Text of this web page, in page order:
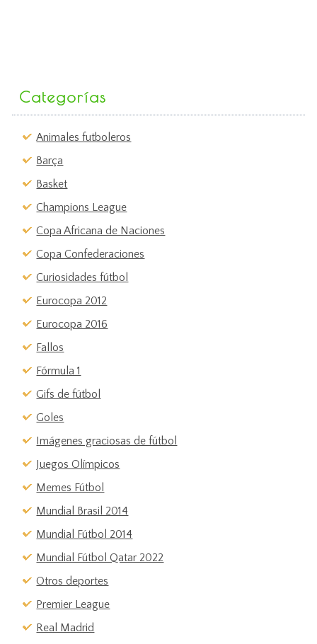
Categorías
Animales futboleros
Barça
Basket
Champions League
Copa Africana de Naciones
Copa Confederaciones
Curiosidades fútbol
Eurocopa 2012
Eurocopa 2016
Fallos
Fórmula 1
Gifs de fútbol
Goles
Imágenes graciosas de fútbol
Juegos Olímpicos
Memes Fútbol
Mundial Brasil 2014
Mundial Fútbol 2014
Mundial Fútbol Qatar 2022
Otros deportes
Premier League
Real Madrid